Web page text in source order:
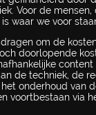
Voor de
waar we voor
om de
doorlopende
content
de techniek, de
onderhoud van
voortbestaan via